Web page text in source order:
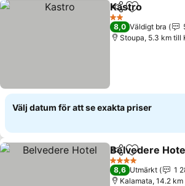
Dela Lägg till i
Kastro
2 Stjärnor
8,0 Väldigt bra
Stoupa, 5.3 km till
Välj datum för att se exakta priser
Dela Lägg till i
Belvedere
4 Stjärnor
8,6 Utmärkt
1
Kalamata, 14.2